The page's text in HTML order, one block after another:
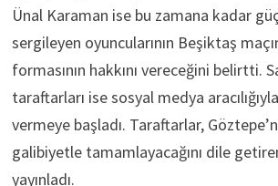
Ünal Karaman ise bu zamana kadar
sergileyen oyuncularının Beşiktaş
formasının hakkını vereceğini belirtti.
taraftarları ise sosyal medya
vermeye başladı. Taraftarlar,
galibiyetle tamamlayacağını dile
yayınladı.